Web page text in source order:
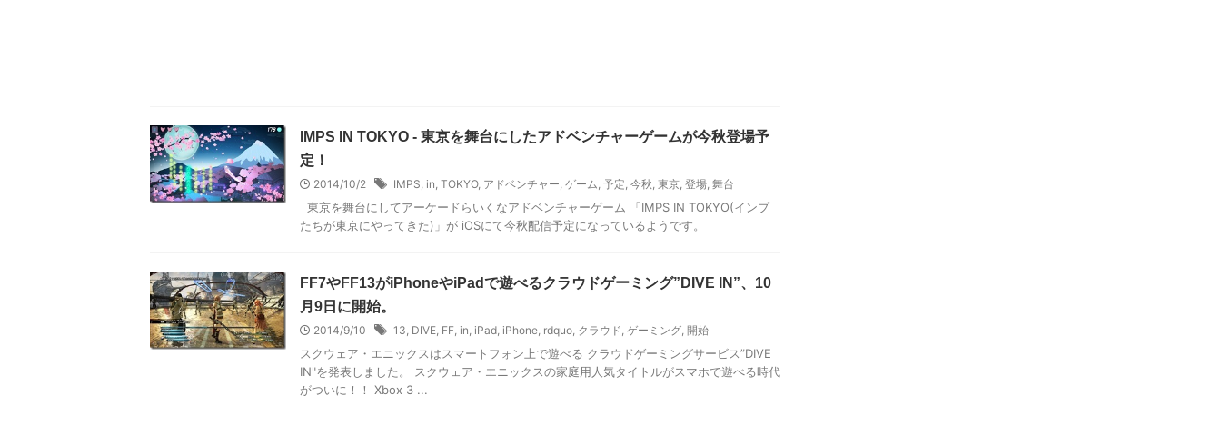
IMPS IN TOKYO - 東京を舞台にしたアドベンチャーゲームが今秋登場予
定！
2014/10/2 IMPS, in, TOKYO, アドベンチャー, ゲーム, 予定, 今秋, 東京, 登場, 舞台
東京を舞台にしてアーケードらいくなアドベンチャーゲーム 「IMPS IN TOKYO(インプ
たちが東京にやってきた)」が iOSにて今秋配信予定になっているようです。
FF7やFF13がiPhoneやiPadで遊べるクラウドゲーミング”DIVE IN”、10
月9日に開始。
2014/9/10 13, DIVE, FF, in, iPad, iPhone, rdquo, クラウド, ゲーミング, 開始
スクウェア・エニックスはスマートフォン上で遊べる クラウドゲーミングサービス”DIVE
IN"を発表しました。 スクウェア・エニックスの家庭用人気タイトルがスマホで遊べる時代
がついに！！ Xbox 3 ...